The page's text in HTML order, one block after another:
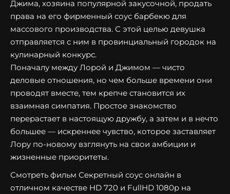
Джима, хозяина популярной закусочной, продать
права на его фирменный соус барбекю для
массового производства. С этой целью девушка
отправляется с ним в провинциальный городок на
кулинарный конкурс.
Поначалу между Лорой и Джимом — чисто
деловые отношения, но чем больше времени они
проводят вместе, тем крепче становится их
взаимная симпатия. Простое знакомство
перерастает в настоящую дружбу, а затем и в нечто
большее — искреннее чувство, которое заставляет
Лору по-новому взглянуть на свои амбиции и
жизненные приоритеты.
Смотреть фильм Секретный соус онлайн в
отличном качестве HD 720 и FullHD 1080p на